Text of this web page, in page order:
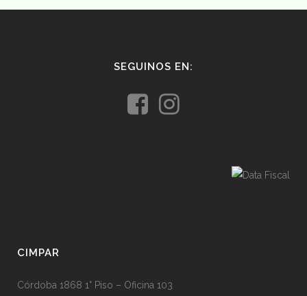
SEGUINOS EN:
CIMPAR
Córdoba 1868 1° Piso – Oficina 103